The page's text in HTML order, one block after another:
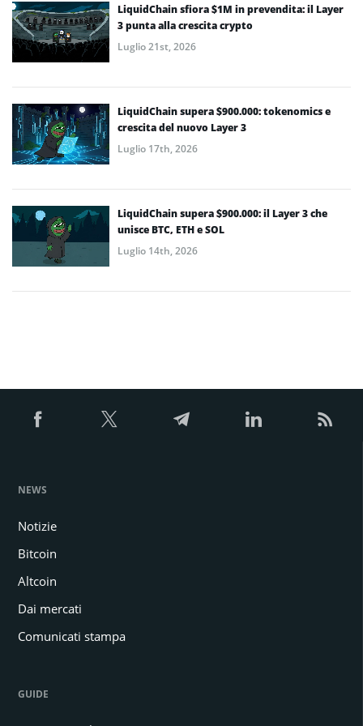
LiquidChain sfiora $1M in prevendita: il Layer
3 punta alla crescita crypto
Luglio 21st, 2026
LiquidChain supera $900.000: tokenomics e
crescita del nuovo Layer 3
Luglio 17th, 2026
LiquidChain supera $900.000: il Layer 3 che
unisce BTC, ETH e SOL
Luglio 14th, 2026
NEWS
Notizie
Bitcoin
Altcoin
Dai mercati
Comunicati stampa
GUIDE